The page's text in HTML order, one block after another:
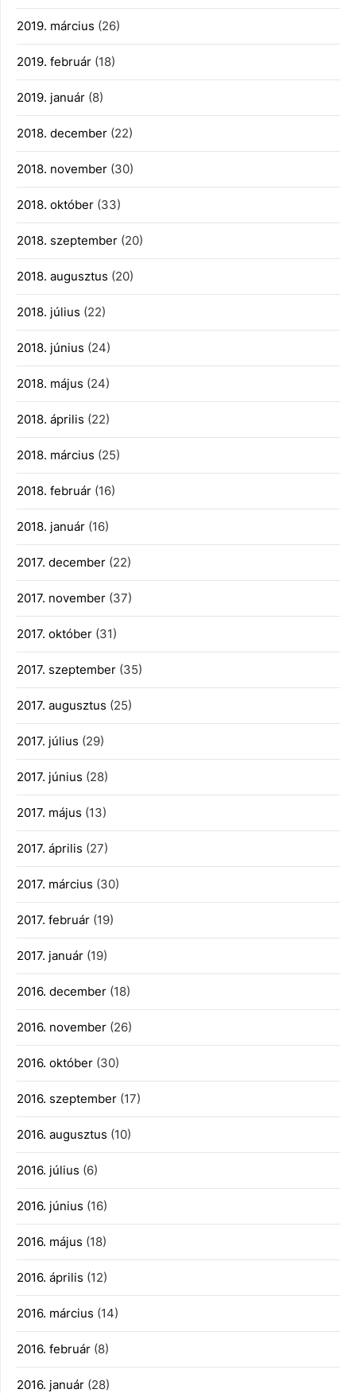
2019. március (26)
2019. február (18)
2019. január (8)
2018. december (22)
2018. november (30)
2018. október (33)
2018. szeptember (20)
2018. augusztus (20)
2018. július (22)
2018. június (24)
2018. május (24)
2018. április (22)
2018. március (25)
2018. február (16)
2018. január (16)
2017. december (22)
2017. november (37)
2017. október (31)
2017. szeptember (35)
2017. augusztus (25)
2017. július (29)
2017. június (28)
2017. május (13)
2017. április (27)
2017. március (30)
2017. február (19)
2017. január (19)
2016. december (18)
2016. november (26)
2016. október (30)
2016. szeptember (17)
2016. augusztus (10)
2016. július (6)
2016. június (16)
2016. május (18)
2016. április (12)
2016. március (14)
2016. február (8)
2016. január (28)